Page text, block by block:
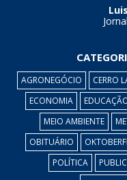
AGRONEGÓCIO CERRO
ECONOMIA
MEIO AMBIENTE
OBITUÁRIO
POLÍTICA